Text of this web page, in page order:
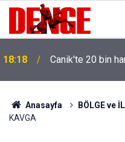
18:18 Canik'te 20 bin
Anasayfa BÖLGE ve
KAVGA